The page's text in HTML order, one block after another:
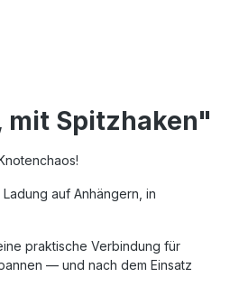
mit Spitzhaken"
auf Anhängern, in
praktische Verbindung für
— und nach dem Einsatz